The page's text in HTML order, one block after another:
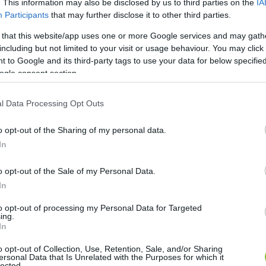
This information may also be disclosed by us to third parties on the
Participants that may further disclose it to other third parties.
that this website/app uses one or more Google services and may
but not limited to your visit or usage behaviour. You may
to Google and its third-party tags to use your data for below
consent section.
Data Processing Opt Outs
opt-out of the Sharing of my personal data.
opt-out of the Sale of my Personal Data.
opt-out of processing my Personal Data for Targeted
opt-out of Collection, Use, Retention, Sale, and/or Sharing
Data that Is Unrelated with the Purposes for which it
majd kérték, hogy akinek tudomása van
és Gyermekjóléti Szolgálatuknak a megadott
környezetében a természetes vizeken
teendőt a hóhelyzet esetére. Például hogy
helyen, csak téli gumival induljanak
figyeljen mindenki idős, egyedül élő
szélvédett, száraz elhelyezést, elegendő
víztelenítsék és védjék az elfagyás
szükséges anyagot.
meggondoltak és vigyázzunk egymásra! Ebben az
és felelős hozzáállásukat! Egyébként pedig,